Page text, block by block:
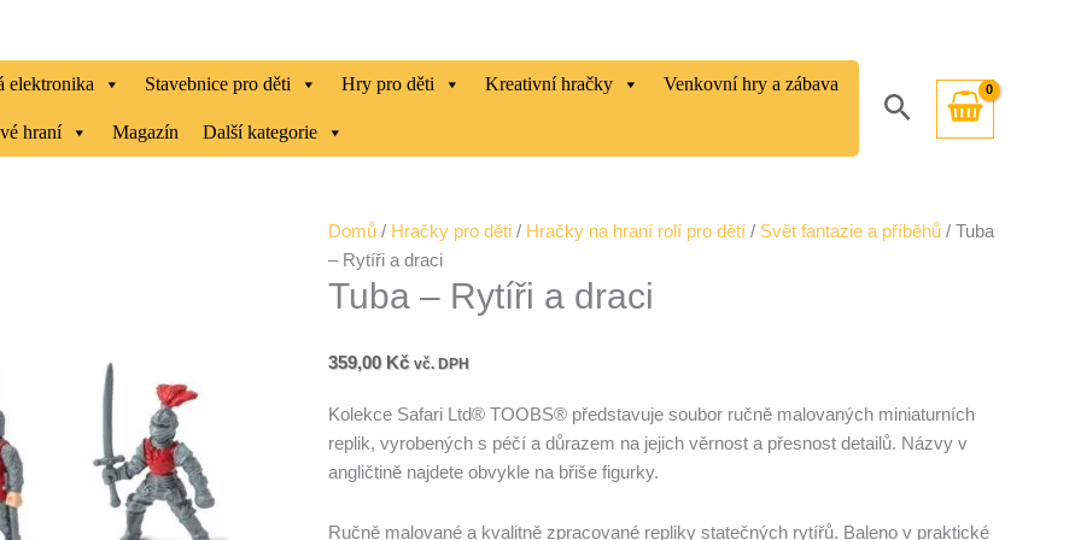
elektronika Stavebnice pro děti Hry pro děti Kreativní hračky Venkovní hry a zábava
hraní Magazín Další kategorie
Hledat
Domů / Hračky pro děti / Hračky na hraní rolí pro dětí / Svět fantazie a příběhů / Tuba
– Rytíři a draci
Tuba – Rytíři a draci
359,00 Kč vč. DPH
Kolekce Safari Ltd® TOOBS® představuje soubor ručně malovaných miniaturních
replik, vyrobených s péčí a důrazem na jejich věrnost a přesnost detailů. Názvy v
angličtině najdete obvykle na břiše figurky.
Ručně malované a kvalitně zpracované repliky statečných rytířů. Baleno v praktické
Tuba
-
Rytíři
množství